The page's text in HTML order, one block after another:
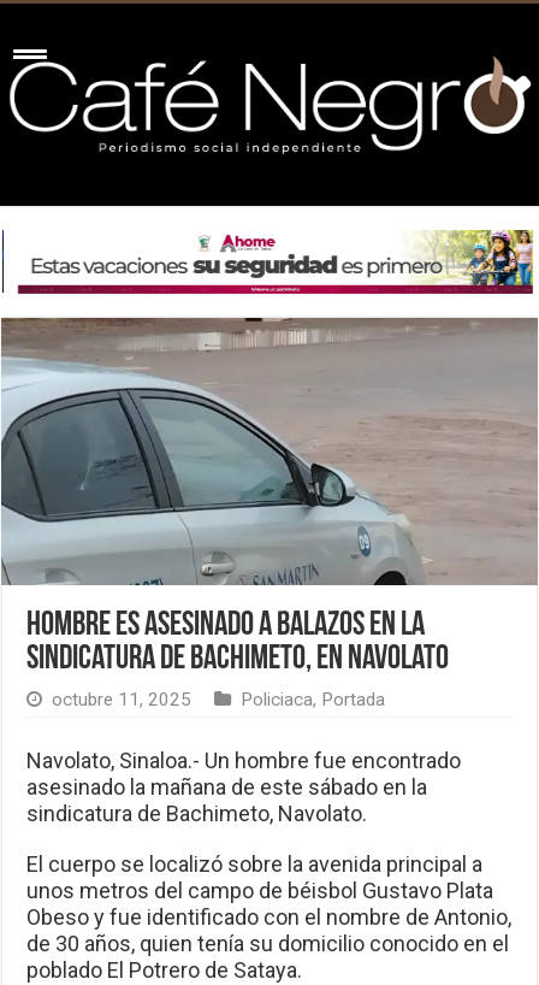
Hombre es asesinado a balazos en la
sindicatura de Bachimeto, en Navolato
octubre 11, 2025 Policiaca, Portada
Navolato, Sinaloa.- Un hombre fue encontrado
asesinado la mañana de este sábado en la
sindicatura de Bachimeto, Navolato.
El cuerpo se localizó sobre la avenida principal a
unos metros del campo de béisbol Gustavo Plata
Obeso y fue identificado con el nombre de Antonio,
de 30 años, quien tenía su domicilio conocido en el
poblado El Potrero de Sataya.